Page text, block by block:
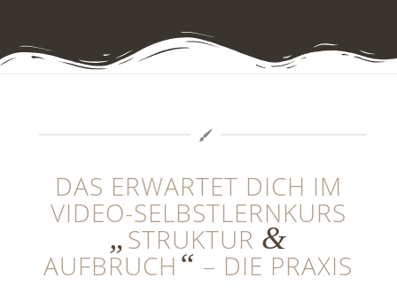
DAS ERWARTET DICH IM
VIDEO-SELBSTLERNKURS
„STRUKTUR &
AUFBRUCH “ – DIE PRAXIS